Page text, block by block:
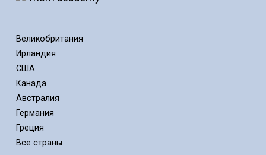
Великобритания
Ирландия
США
Канада
Австралия
Германия
Греция
Все страны